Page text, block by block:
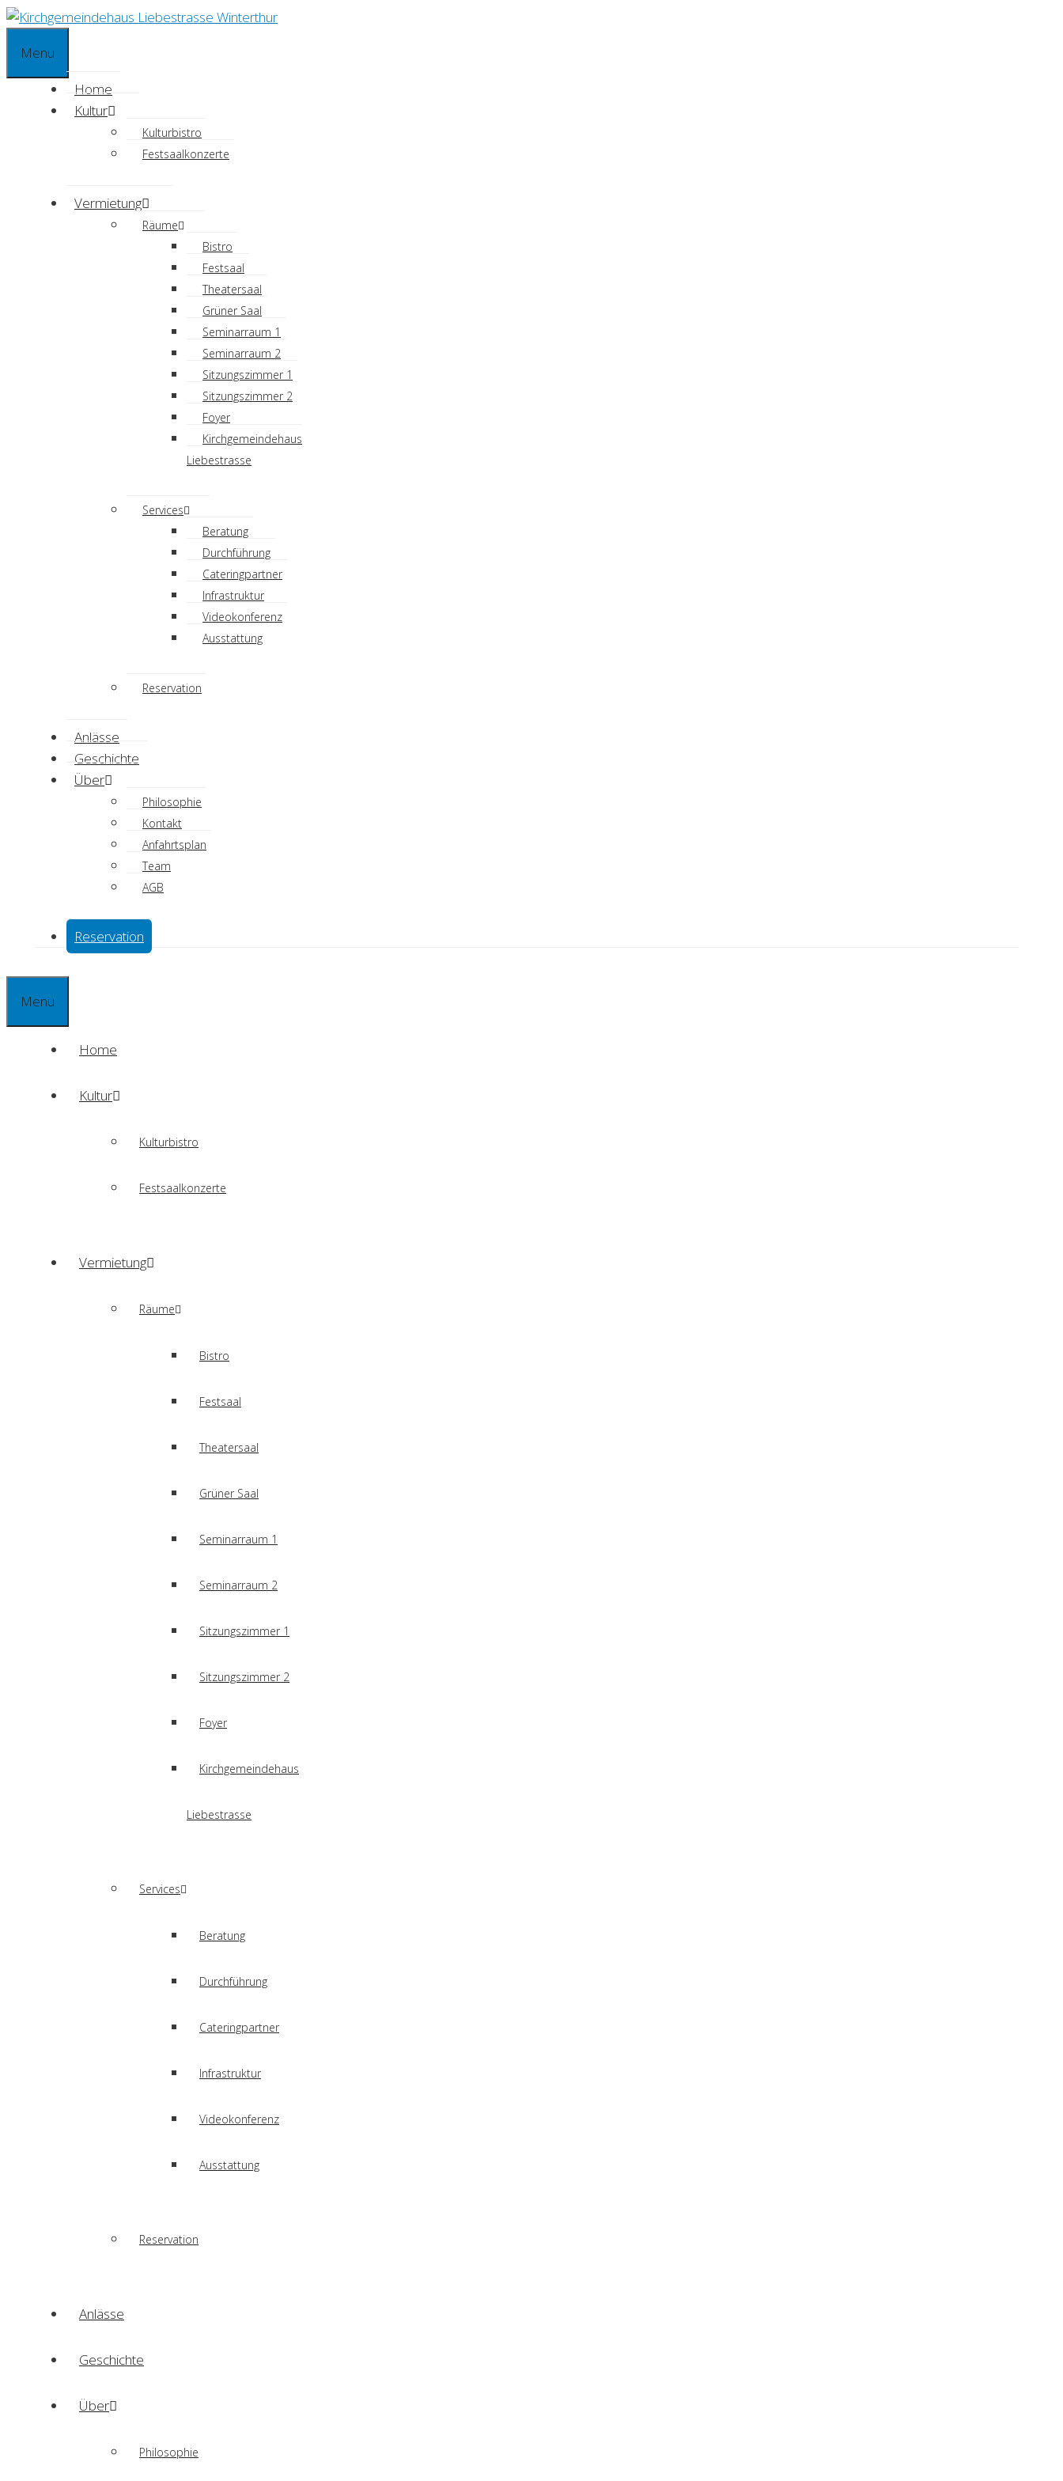
Springe
Inhalt
Menu
Home
Kultur
Kulturbistro
Festsaalkonzerte
Vermietung
Räume
Bistro
Festsaal
Theatersaal
Grüner Saal
Seminarraum 1
Seminarraum 2
Sitzungszimmer 1
Sitzungszimmer 2
Foyer
Kirchgemeindehaus
Liebestrasse
Services
Beratung
Durchführung
Cateringpartner
Infrastruktur
Videokonferenz
Ausstattung
Reservation
Anlässe
Geschichte
Über
Philosophie
Kontakt
Anfahrtsplan
Team
AGB
Reservation
Menu
Home
Kultur
Kulturbistro
Festsaalkonzerte
Vermietung
Räume
Bistro
Festsaal
Theatersaal
Grüner Saal
Seminarraum 1
Seminarraum 2
Sitzungszimmer 1
Sitzungszimmer 2
Foyer
Kirchgemeindehaus
Liebestrasse
Services
Beratung
Durchführung
Cateringpartner
Infrastruktur
Videokonferenz
Ausstattung
Reservation
Anlässe
Geschichte
Über
Philosophie